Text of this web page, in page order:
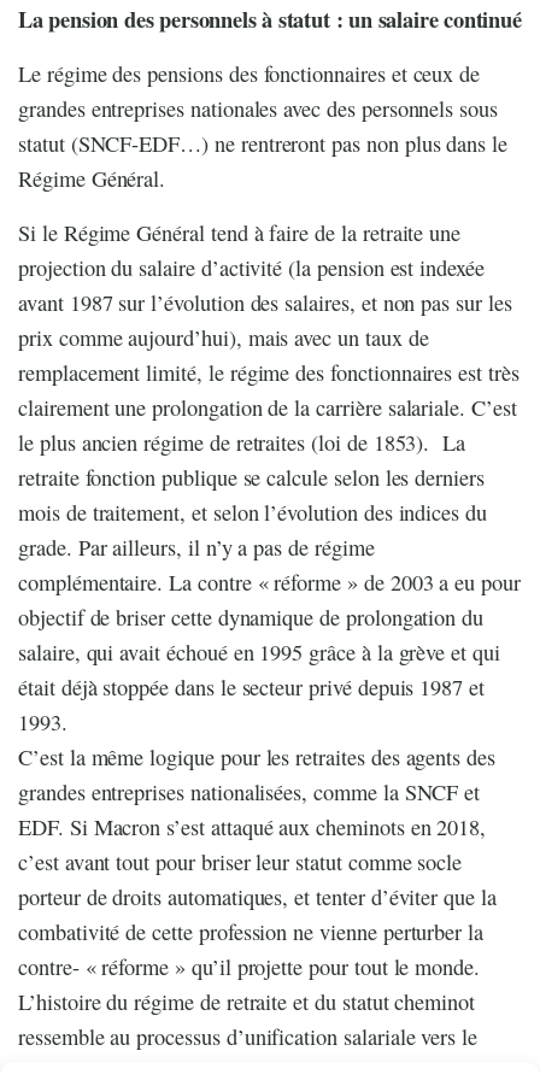
La pension des personnels à statut : un salaire continué
Le régime des pensions des fonctionnaires et ceux de
grandes entreprises nationales avec des personnels sous
statut (SNCF-EDF…) ne rentreront pas non plus dans le
Régime Général.
Si le Régime Général tend à faire de la retraite une
projection du salaire d’activité (la pension est indexée
avant 1987 sur l’évolution des salaires, et non pas sur les
prix comme aujourd’hui), mais avec un taux de
remplacement limité, le régime des fonctionnaires est très
clairement une prolongation de la carrière salariale. C’est
le plus ancien régime de retraites (loi de 1853). La
retraite fonction publique se calcule selon les derniers
mois de traitement, et selon l’évolution des indices du
grade. Par ailleurs, il n’y a pas de régime
complémentaire. La contre « réforme » de 2003 a eu pour
objectif de briser cette dynamique de prolongation du
salaire, qui avait échoué en 1995 grâce à la grève et qui
était déjà stoppée dans le secteur privé depuis 1987 et
1993.
C’est la même logique pour les retraites des agents des
grandes entreprises nationalisées, comme la SNCF et
EDF. Si Macron s’est attaqué aux cheminots en 2018,
c’est avant tout pour briser leur statut comme socle
porteur de droits automatiques, et tenter d’éviter que la
combativité de cette profession ne vienne perturber la
contre- « réforme » qu’il projette pour tout le monde.
L’histoire du régime de retraite et du statut cheminot
ressemble au processus d’unification salariale vers le